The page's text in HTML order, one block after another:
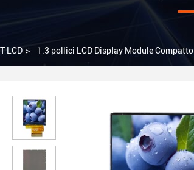
LCD > 1.3 pollici LCD Display Module